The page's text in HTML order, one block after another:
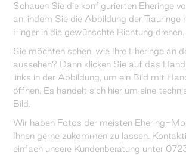
Schauen Sie die konfigurierten Eheringe
an, indem Sie die Abbildung der
Finger in die gewünschte Richtung drehen.
Sie möchten sehen, wie Ihre Eheringe an
aussehen? Dann klicken Sie auf das
links in der Abbildung, um ein Bild mit
öffnen. Es handelt sich hier um eine
Bild.
Wir haben Fotos der meisten Ehering-
Ihnen gerne zukommen zu lassen.
einfach unsere Kundenberatung unter